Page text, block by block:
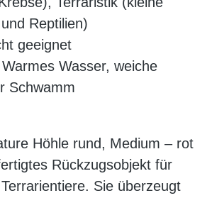
Reptilien)
geeignet
Wasser, weiche
Schwamm
Höhle rund, Medium – rot
Rückzugsobjekt für
Sie überzeugt